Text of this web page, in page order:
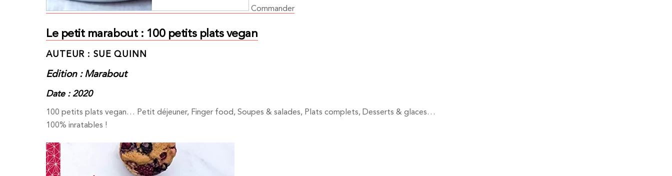
Commander
Le petit marabout : 100 petits plats vegan
AUTEUR : SUE QUINN
Edition : Marabout
Date : 2020
100 petits plats vegan… Petit déjeuner, Finger food, Soupes & salades, Plats complets, Desserts & glaces…
100% inratables !